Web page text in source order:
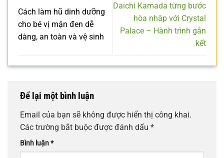
Cách làm hũ dinh dưỡng
cho bé vị mận đen dễ
dàng, an toàn và vệ sinh
Daichi Kamada từng bước
hòa nhập với Crystal
Palace – Hành trình gắn
kết
Để lại một bình luận
Email của bạn sẽ không được hiển thị công khai.
Các trường bắt buộc được đánh dấu *
Bình luận*